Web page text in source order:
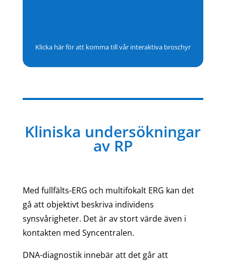
Klicka här för att komma till vår interaktiva broschyr
Kliniska undersökningar
av RP
Med fullfälts-ERG och multifokalt ERG kan det
gå att objektivt beskriva individens
synsvårigheter. Det är av stort värde även i
kontakten med Syncentralen.
DNA-diagnostik innebär att det går att